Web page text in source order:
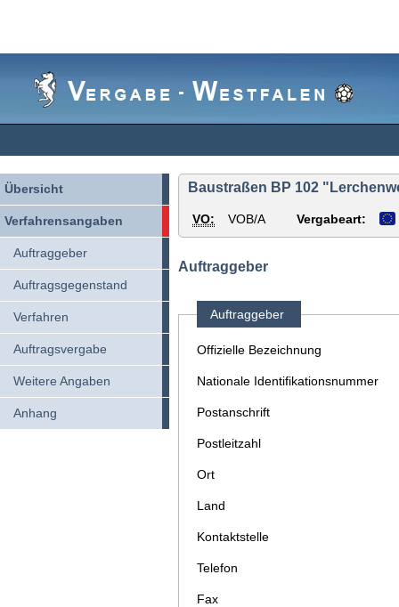
Übersicht
Verfahrensangaben
Auftraggeber
Auftragsgegenstand
Verfahren
Auftragsvergabe
Weitere Angaben
Anhang
Baustraßen BP 102
VO: VOB/A Vergabeart:
Auftraggeber
Auftraggeber
Offizielle Bezeichnung
Nationale Identifikationsnummer
Postanschrift
Postleitzahl
Ort
Land
Kontaktstelle
Telefon
Fax